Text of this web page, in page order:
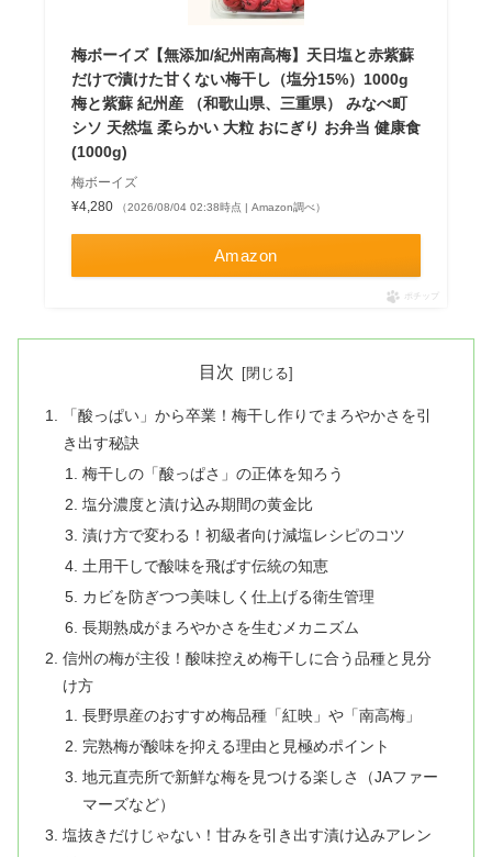
梅ボーイズ【無添加/紀州南高梅】天日塩と赤紫蘇
だけで漬けた甘くない梅干し（塩分15%）1000g
梅と紫蘇 紀州産 （和歌山県、三重県） みなべ町
シソ 天然塩 柔らかい 大粒 おにぎり お弁当 健康食
(1000g)
梅ボーイズ
¥4,280
（2026/08/04 02:38時点 | Amazon調べ）
Amazon
ポチップ
目次
「酸っぱい」から卒業！梅干し作りでまろやかさを引
き出す秘訣
梅干しの「酸っぱさ」の正体を知ろう
塩分濃度と漬け込み期間の黄金比
漬け方で変わる！初級者向け減塩レシピのコツ
土用干しで酸味を飛ばす伝統の知恵
カビを防ぎつつ美味しく仕上げる衛生管理
長期熟成がまろやかさを生むメカニズム
信州の梅が主役！酸味控えめ梅干しに合う品種と見分
け方
長野県産のおすすめ梅品種「紅映」や「南高梅」
完熟梅が酸味を抑える理由と見極めポイント
地元直売所で新鮮な梅を見つける楽しさ（JAファー
マーズなど）
塩抜きだけじゃない！甘みを引き出す漬け込みアレン